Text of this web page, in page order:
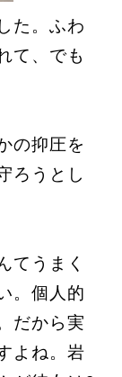
た。ふわ
て、でも
の抑圧を
ろうとし
てうまく
。個人的
だから実
よね。岩